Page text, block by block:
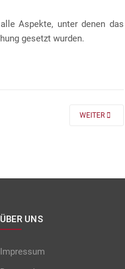
Aspekte, unter denen das
gesetzt wurden.
NEXT
WEITER
ÜBER UNS
Impressum